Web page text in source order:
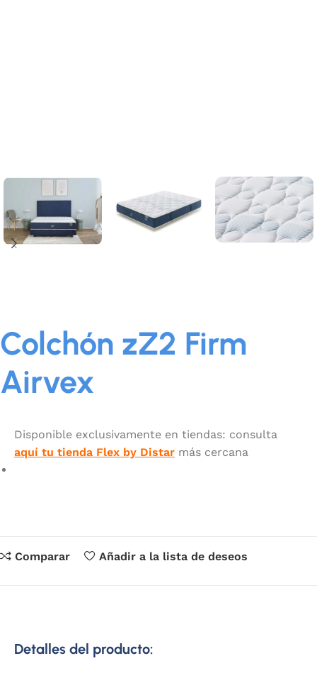
Colchón zZ2 Firm
Airvex
Disponible exclusivamente en tiendas: consulta
aquí tu tienda Flex by Distar más cercana
Comparar Añadir a la lista de deseos
Detalles del producto: